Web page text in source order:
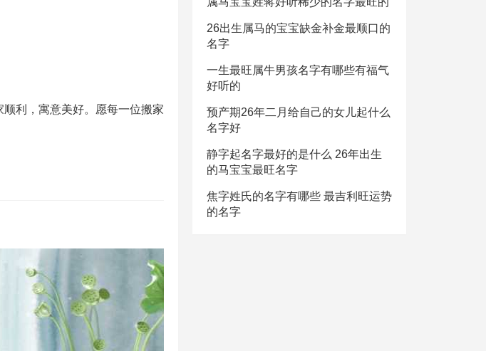
顺利，寓意美好。愿每一位搬家
26出生属马的宝宝缺金补金最顺口的
名字
一生最旺属牛男孩名字有哪些有福气
好听的
预产期26年二月给自己的女儿起什么
名字好
静字起名字最好的是什么 26年出生
的马宝宝最旺名字
焦字姓氏的名字有哪些 最吉利旺运势
的名字